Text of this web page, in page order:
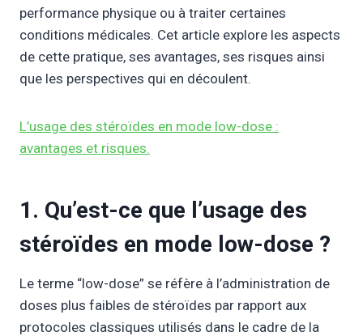
performance physique ou à traiter certaines
conditions médicales. Cet article explore les aspects
de cette pratique, ses avantages, ses risques ainsi
que les perspectives qui en découlent.
L’usage des stéroïdes en mode low-dose :
avantages et risques.
1. Qu’est-ce que l’usage des
stéroïdes en mode low-dose ?
Le terme “low-dose” se réfère à l’administration de
doses plus faibles de stéroïdes par rapport aux
protocoles classiques utilisés dans le cadre de la